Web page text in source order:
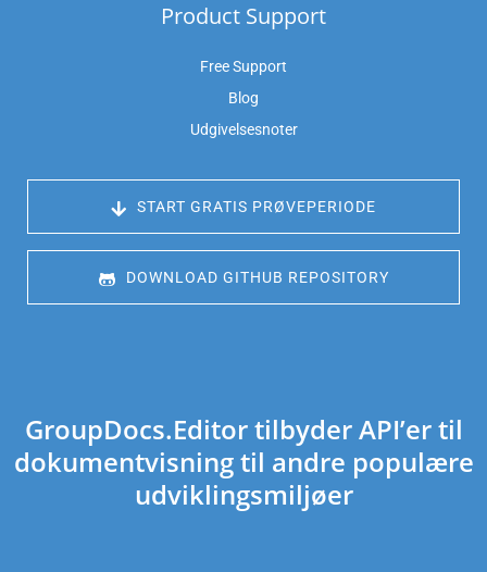
Product Support
Free Support
Blog
Udgivelsesnoter
START GRATIS PRØVEPERIODE
DOWNLOAD GITHUB REPOSITORY
GroupDocs.Editor tilbyder API’er til
dokumentvisning til andre populære
udviklingsmiljøer